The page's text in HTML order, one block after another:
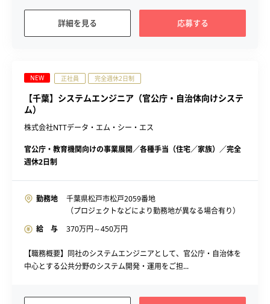
詳細を見る 応募する
NEW 正社員 完全週休2日制
【千葉】システムエンジニア（官公庁・自治体向けシステ
ム）
株式会社NTTデータ・エム・シー・エス
官公庁・教育機関向けの事業展開／各種手当（住宅／家族）／完全
週休2日制
勤務地
千葉県松戸市松戸2059番地
（プロジェクトなどにより勤務地が異なる場合有り）
給 与
370万円～450万円
【職務概要】同社のシステムエンジニアとして、官公庁・自治体を
中心とする公共分野のシステム開発・運用をご担...